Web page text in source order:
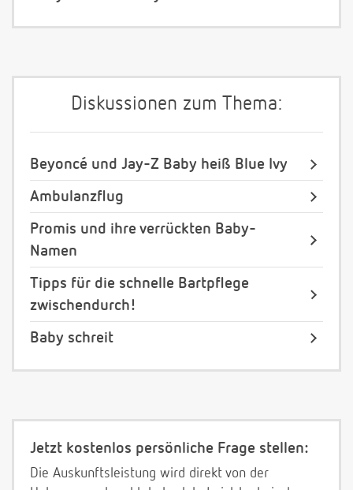
Diskussionen zum Thema:
Beyoncé und Jay-Z Baby heiß Blue Ivy
Ambulanzflug
Promis und ihre verrückten Baby-
Namen
Tipps für die schnelle Bartpflege
zwischendurch!
Baby schreit
Jetzt kostenlos persönliche Frage stellen:
Die Auskunftsleistung wird direkt von der